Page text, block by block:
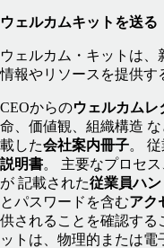
ウェルカムキットを送る
ウェルカム・キットは、
情報やリソースを提供す
CEOからのウェルカムレ
命、価値観、組織構造
載した会社案内冊子。
従
説明書。
主要なプロセ
が 記載された従業員ハン
とパスワードを含むアク
供されることを確認する
ットは、物理的または電